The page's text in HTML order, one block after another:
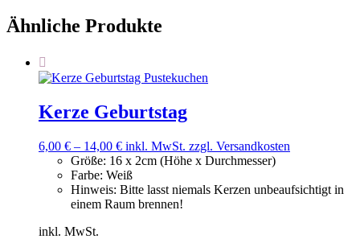
Ähnliche Produkte
Kerze Geburtstag
6,00 € – 14,00 € inkl. MwSt. zzgl. Versandkosten
Größe: 16 x 2cm (Höhe x Durchmesser)
Farbe: Weiß
Hinweis: Bitte lasst niemals Kerzen unbeaufsichtigt in
einem Raum brennen!
inkl. MwSt.